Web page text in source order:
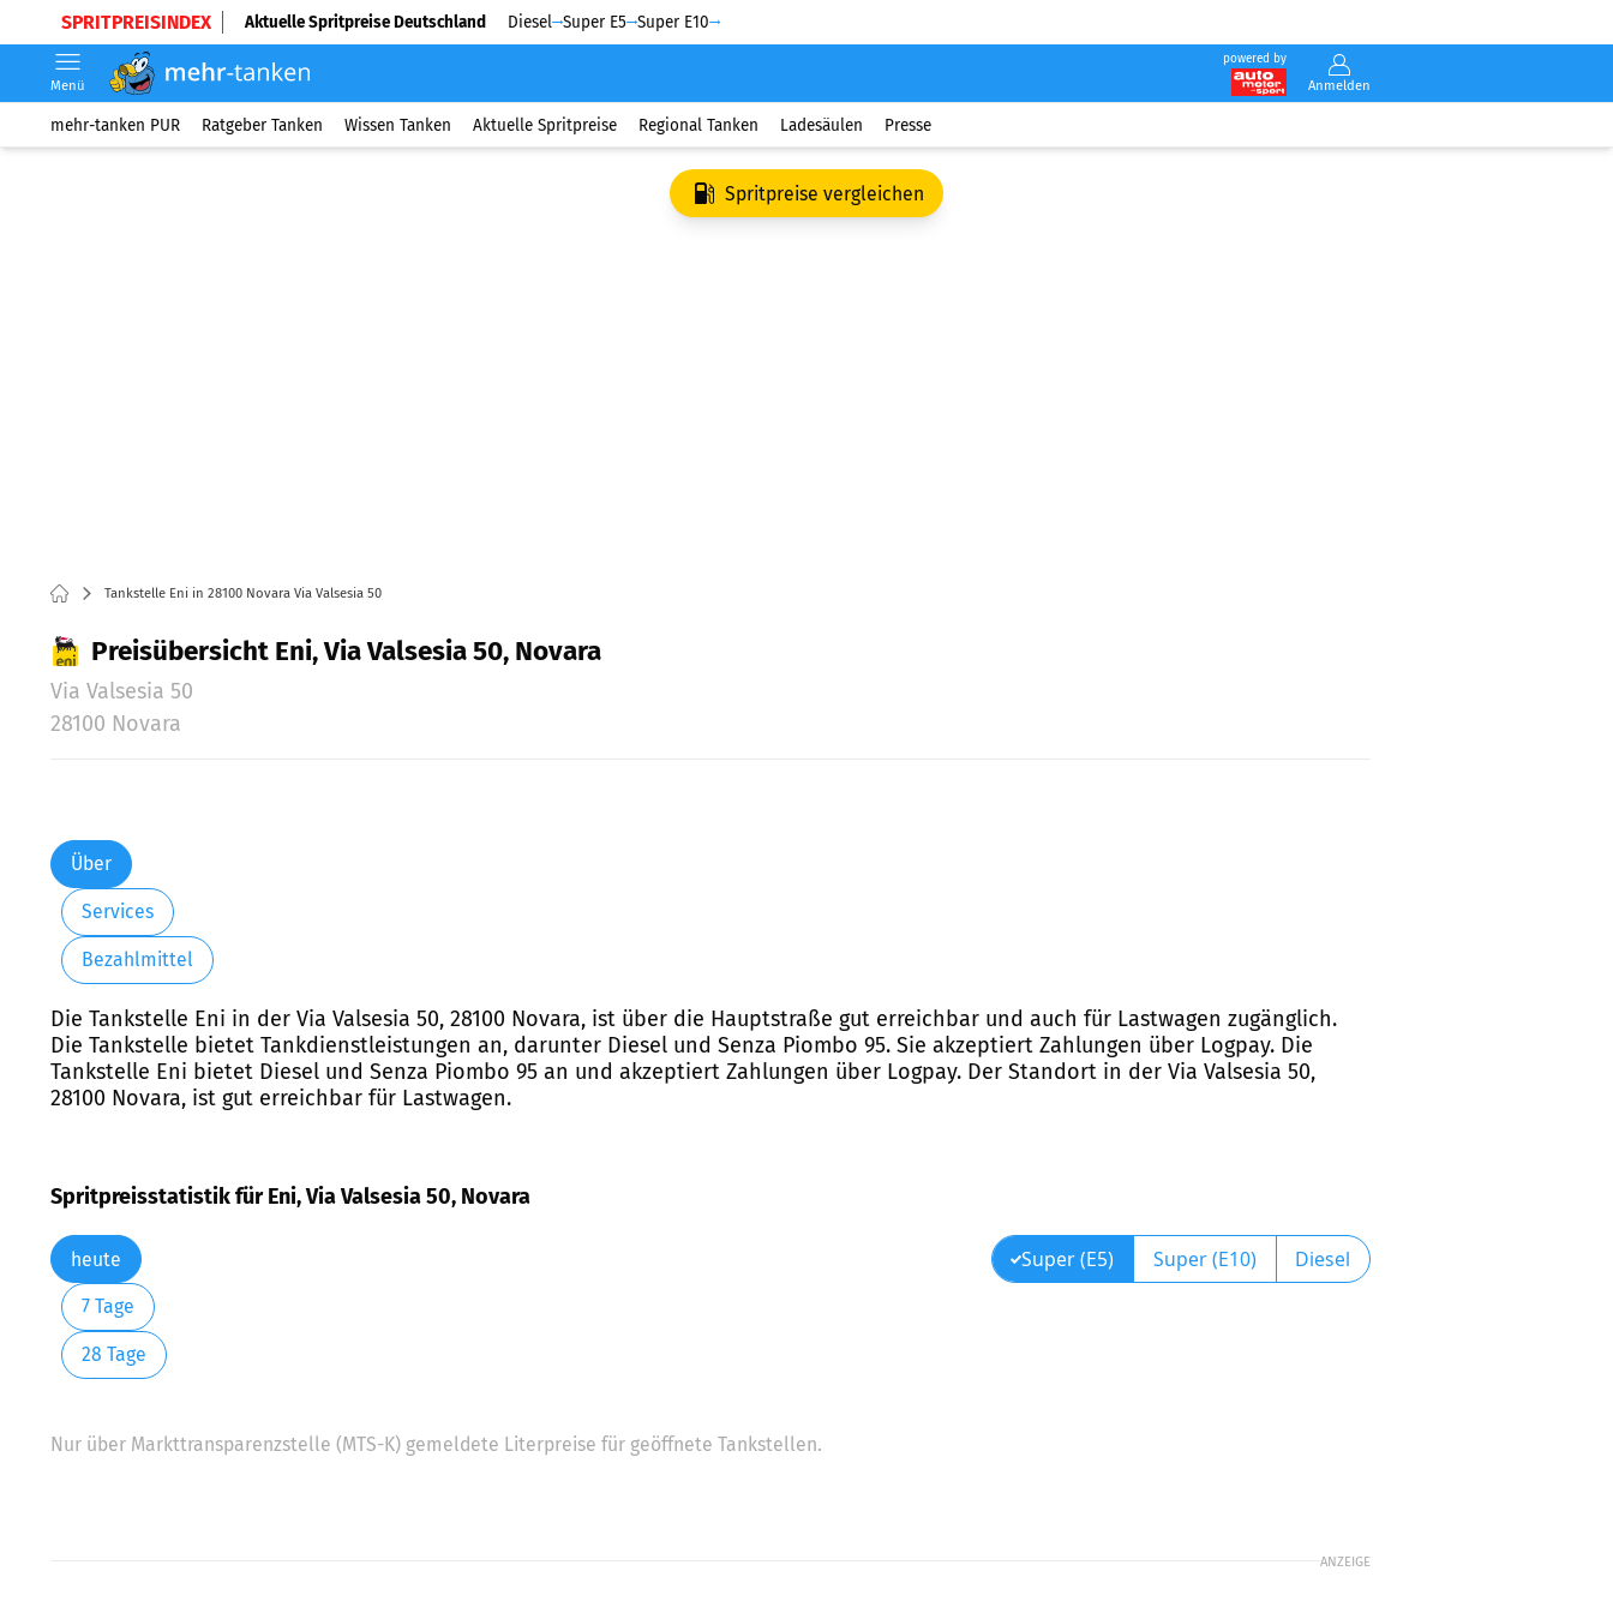
SPRITPREISINDEX Aktuelle Spritpreise Deutschland Diesel Super E5 Super E10
powered by
Anmelden
Menü
mehr-tanken PUR Ratgeber Tanken Wissen Tanken Aktuelle Spritpreise Regional Tanken Ladesäulen Presse
Spritpreise vergleichen
Tankstelle Eni in 28100 Novara Via Valsesia 50
Preisübersicht Eni, Via Valsesia 50, Novara
Via Valsesia 50
28100 Novara
Über
Services
Bezahlmittel
Die Tankstelle Eni in der Via Valsesia 50, 28100 Novara, ist über die Hauptstraße gut erreichbar und auch für Lastwagen zugänglich.
Die Tankstelle bietet Tankdienstleistungen an, darunter Diesel und Senza Piombo 95. Sie akzeptiert Zahlungen über Logpay. Die
Tankstelle Eni bietet Diesel und Senza Piombo 95 an und akzeptiert Zahlungen über Logpay. Der Standort in der Via Valsesia 50,
28100 Novara, ist gut erreichbar für Lastwagen.
Spritpreisstatistik für Eni, Via Valsesia 50, Novara
heute
7 Tage
28 Tage
Super (E5) Super (E10) Diesel
Nur über Markttransparenzstelle (MTS-K) gemeldete Literpreise für geöffnete Tankstellen.
ANZEIGE